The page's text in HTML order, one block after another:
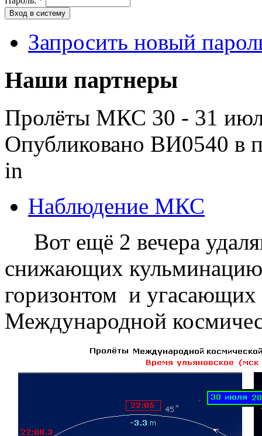
Запросить новый
Наши партнеры
Пролёты МКС 30 - 31
Опубликовано ВИ0540 в
in
Наблюдение МКС
Вот ещё 2 вечера
снижающих
горизонтом и угасающих
Международной